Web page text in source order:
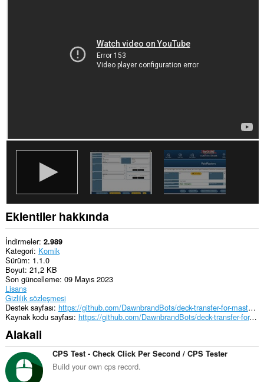
Eklentiler hakkında
İndirmeler 2.989
Kategori Komik
Sürüm 1.1.0
Boyut 21,2 KB
Son güncelleme 09 Mayıs 2023
Lisans
Gizlilik sözleşmesi
Destek sayfası
https://github.com/DawnbrandBots/deck-transfer-for-master-duel
Kaynak kodu sayfası
https://github.com/DawnbrandBots/deck-transfer-for-master-duel
Alakali
CPS Test - Check Click Per Second / CPS Tester
Build your own cps record.